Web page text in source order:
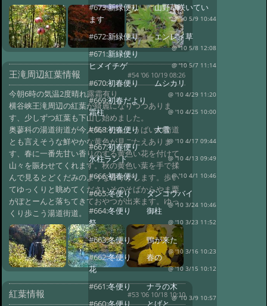
王滝周辺紅葉情報 #54 '06 10/19 08:26
今朝6時の気温2度晴れ露霜有り
横谷峡王滝周辺の紅葉が綺麗になりつつありま
す、少しずつ紅葉も下山し始めました。
奥蓼科の湯道街道が今人気！だんこうばいの街道
とも言えそうな鮮やかな黄色が見ごたえありま
す、春に一番先甘い香りのする黄色い花を付けて
山々を賑わせてくれます。秋の黄色い葉を手で揉
んで見るとどくだみのような香りがします。歩い
てゆっくりと眺めてくださいそのそばからやま栗
がぽとーんと落ちてきておやつが出来ます。ゆっ
くり歩こう湯道街道。
紅葉情報 #53 '06 10/18 10:10
#673:新緑便り 山野草咲いてい
ます
@ '10 5/9 10:44
#672:新緑便り エンレイ草
@ '10 5/8 12:08
#671:新緑便り
ヒメイチゲ
@ '10 5/7 11:14
#670:初春便り ムシカリ
@ '10 4/29 11:20
#669:初春だより
霜柱
@ '10 4/25 10:00
#668:初春便り 大雪
@ '10 4/17 09:44
#667:初春便り
氷柱ランド
@ '10 4/13 09:49
#666:初春便り @ '10 4/1 10:46
#665:冬便り ダンコウバイ
@ '10 3/24 10:46
#664:冬便り 御柱
祭
@ '10 3/23 11:52
#663:冬便り 鴨が来た
@ '10 3/16 10:23
#662:冬便り 春の
花
@ '10 3/15 10:12
#661:冬便り ナラの木
@ '10 3/9 10:57
#660:冬便り とげと